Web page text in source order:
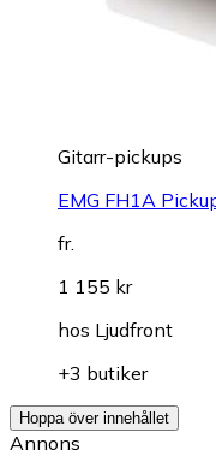
Gitarr-pickups
EMG FH1A
fr.
1 155 kr
hos Ljudfront
+3 butiker
Hoppa över innehållet
Annons